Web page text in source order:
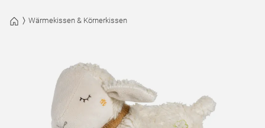
Wärmekissen & Körnerkissen